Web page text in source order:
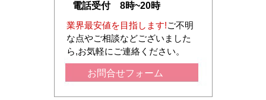
電話受付 8時~20時
業界最安値を目指します!ご不明
な点やご相談などございました
ら,お気軽にご連絡ください。
お問合せフォーム